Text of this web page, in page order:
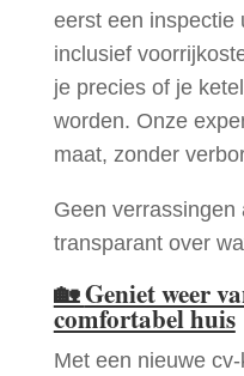
eerst een inspectie
inclusief
je precies of je
worden. Onze
maat, zonder
Geen verrassingen
transparant over
🏡Geniet weer
comfortabel huis
Met een nieuwe